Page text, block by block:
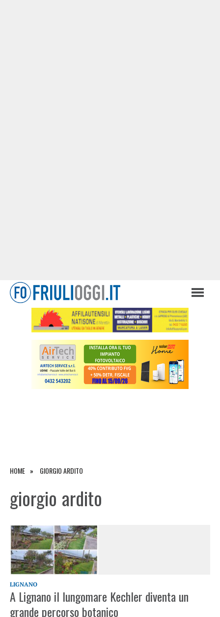
HOME GIORGIO ARDITO
giorgio ardito
LIGNANO
A Lignano il lungomare Kechler diventa un
grande percorso botanico